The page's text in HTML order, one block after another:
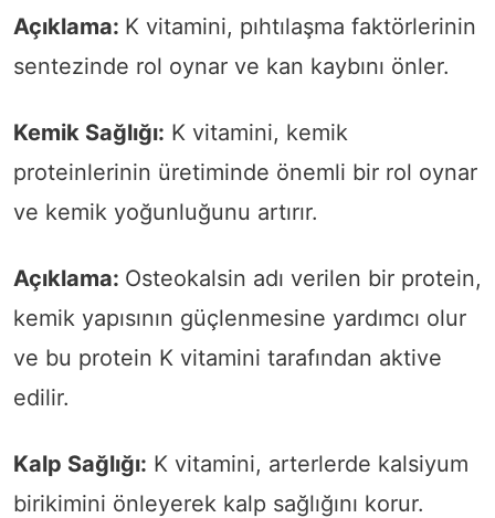
Açıklama: K vitamini, pıhtılaşma faktörlerinin
sentezinde rol oynar ve kan kaybını önler.
Kemik Sağlığı: K vitamini, kemik
proteinlerinin üretiminde önemli bir rol oynar
ve kemik yoğunluğunu artırır.
Açıklama: Osteokalsin adı verilen bir protein,
kemik yapısının güçlenmesine yardımcı olur
ve bu protein K vitamini tarafından aktive
edilir.
Kalp Sağlığı: K vitamini, arterlerde kalsiyum
birikimini önleyerek kalp sağlığını korur.